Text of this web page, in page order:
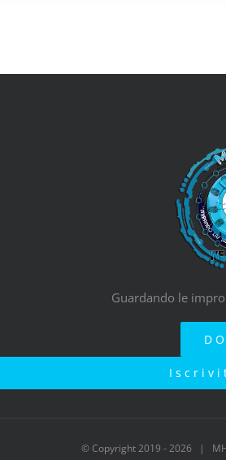
Guardando le
© Copyright 2019 -2026 |